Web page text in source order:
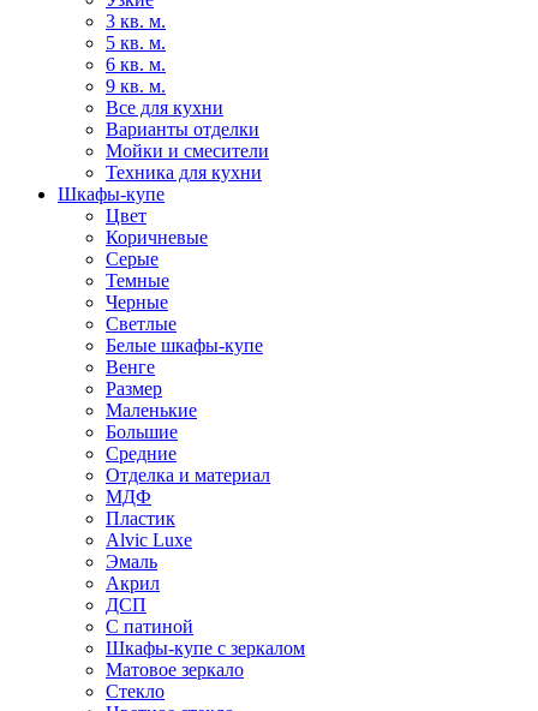
3 кв. м.
5 кв. м.
6 кв. м.
9 кв. м.
Все для кухни
Варианты отделки
Мойки и смесители
Техника для кухни
Шкафы-купе
Цвет
Коричневые
Серые
Темные
Черные
Светлые
Белые шкафы-купе
Венге
Размер
Маленькие
Большие
Средние
Отделка и материал
МДФ
Пластик
Alvic Luxe
Эмаль
Акрил
ДСП
С патиной
Шкафы-купе с зеркалом
Матовое зеркало
Стекло